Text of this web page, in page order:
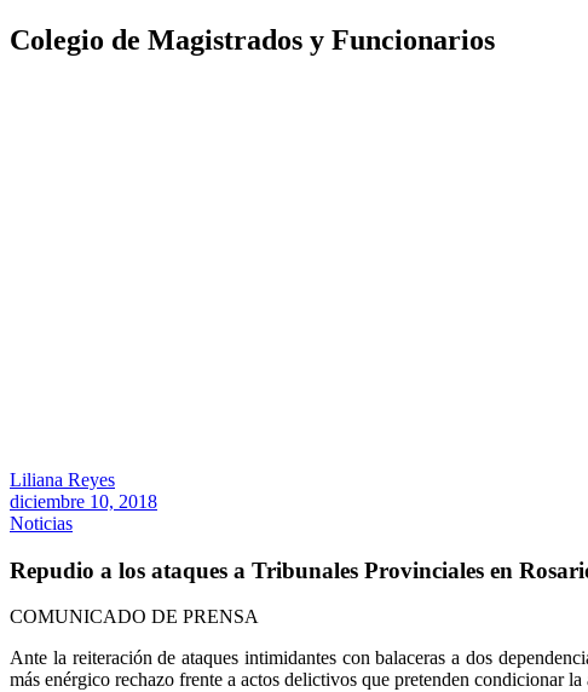
Colegio de Magistrados y Funcionarios
Liliana Reyes
diciembre 10, 2018
Noticias
Repudio a los ataques a Tribunales Provinciales en
COMUNICADO DE PRENSA
Ante la reiteración de ataques intimidantes con balaceras a dos
más enérgico rechazo frente a actos delictivos que pretenden condicionar